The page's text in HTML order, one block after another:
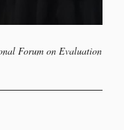
Forum on Evaluation